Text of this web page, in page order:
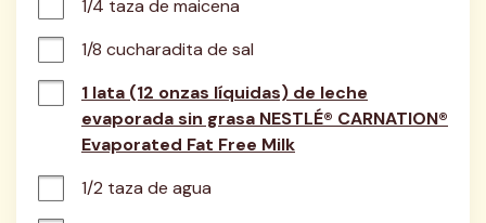
1/4 taza de maicena
1/8 cucharadita de sal
1 lata (12 onzas líquidas) de leche
evaporada sin grasa NESTLÉ® CARNATION®
Evaporated Fat Free Milk
1/2 taza de agua